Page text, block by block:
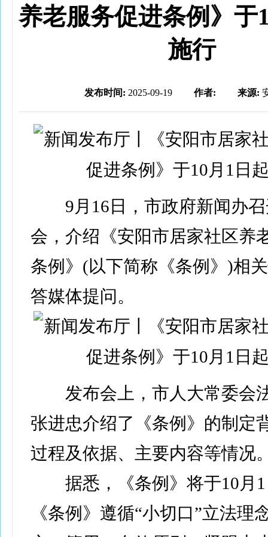
养老服务促进条例》于
施行
发布时间: 2025-09-19 作者: 来源:
9月16日，市政府新闻办召
会，介绍《安阳市居家社区养
条例》(以下简称《条例》)相
答媒体提问。
发布会上，市人大常委会
张进忠介绍了《条例》的制定
过程及依据、主要内容等情况
据悉，《条例》将于10月1
《条例》遵循“小切口”立法理